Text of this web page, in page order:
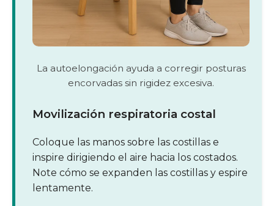
La autoelongación ayuda a corregir posturas
encorvadas sin rigidez excesiva.
Movilización respiratoria costal
Coloque las manos sobre las costillas e
inspire dirigiendo el aire hacia los costados.
Note cómo se expanden las costillas y espire
lentamente.